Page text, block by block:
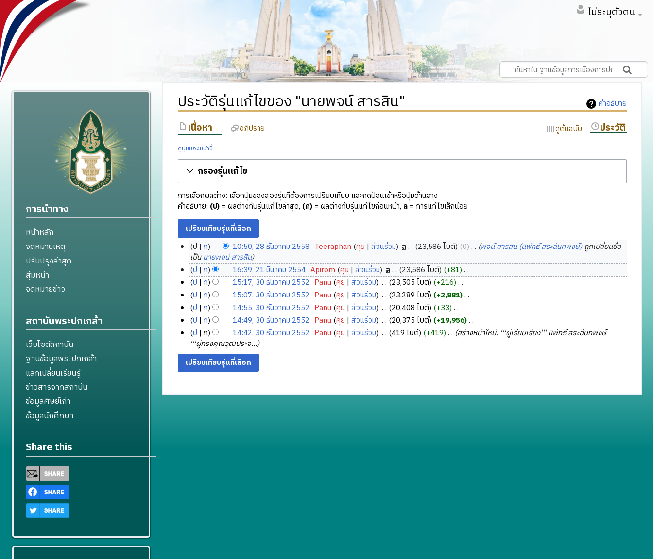
ไม่ระบุตัวตน
คำอธิบาย
ประวัติรุ่นแก้ไขของ "นายพจน์ สารสิน"
เนื้อหา อภิปราย ดูต้นฉบับ ประวัติ
ดูปูมของหน้านี้
กรองรุ่นแก้ไข
การเลือกผลต่าง: เลือกปุ่มของสองรุ่นที่ต้องการเปรียบเทียบ และกดป้อนเข้าหรือปุ่มด้านล่าง
คำอธิบาย: (ป)= ผลต่างกับรุ่นแก้ไขล่าสุด, (ก)= ผลต่างกับรุ่นแก้ไขก่อนหน้า, ล= การแก้ไขเล็กน้อย
8
ธั
น
ว
า
ค
ม
5
5
ป ก 10:50, 28 ธันวาคม 2558 Teeraphan คุย ส่วนร่วม ‎ล 23,586 ไบต์ 0 ‎ พจน์ สารสิน (นิพัทธ์ สระฉันทพงษ์)ถูกเปลี่ยนชื่อ
เป็น นายพจน์ สารสิน
2
1
มี
น
า
ค
2
5
4
ป ก 16:39, 21 มีนาคม 2554 Apirom คุย ส่วนร่วม ‎ล 23,586 ไบต์ +81 ‎
ไ
ม่
มี
ค
ว
า
ม
ย่
อ
ร
3
0
ธั
น
ว
า
ม
5
ป ก 15:17, 30 ธันวาคม 2552 Panu คุย ส่วนร่วม ‎ 23,505 ไบต์ +216 ‎
ไ
ม่
มี
ค
ว
า
ม
ย่
า
ป ก 15:07, 30 ธันวาคม 2552 Panu คุย ส่วนร่วม ‎ 23,289 ไบต์ +2,881 ‎
ไ
ม่
มี
ค
า
ม
ป ก 14:55, 30 ธันวาคม 2552 Panu คุย ส่วนร่วม ‎ 20,408 ไบต์ +33 ‎
ไ
ม่
มี
ว
า
ย่
ป ก 14:49, 30 ธันวาคม 2552 Panu คุย ส่วนร่วม ‎ 20,375 ไบต์ +19,956 ‎
ไ
ม่
มี
ค
ว
ม
ป ก 14:42, 30 ธันวาคม 2552 Panu คุย ส่วนร่วม ‎ 419 ไบต์ +419 ‎
สร้างหน้าใหม่: '''ผู้เรียบเรียง''' นิพัทธ์ สระฉันทพงษ์
'''ผู้ทรงคุณวุฒิประจ...
การนำทาง
หน้าหลัก
จดหมายเหตุ
ปรับปรุงล่าสุด
สุ่มหน้า
จดหมายข่าว
สถาบันพระปกเกล้า
เว็บไซต์สถาบัน
ฐานข้อมูลพระปกเกล้า
แลกเปลี่ยนเรียนรู้
ข่าวสารจากสถาบัน
ข้อมูลศิษย์เก่า
ข้อมูลนักศึกษา
Share this